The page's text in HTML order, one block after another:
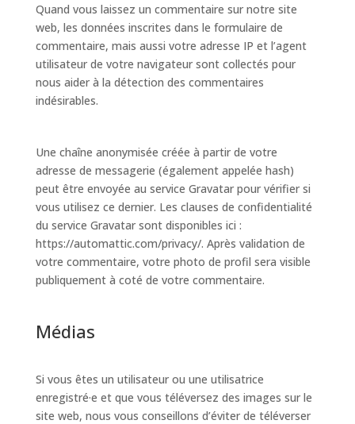
Quand vous laissez un commentaire sur notre site
web, les données inscrites dans le formulaire de
commentaire, mais aussi votre adresse IP et l’agent
utilisateur de votre navigateur sont collectés pour
nous aider à la détection des commentaires
indésirables.
Une chaîne anonymisée créée à partir de votre
adresse de messagerie (également appelée hash)
peut être envoyée au service Gravatar pour vérifier si
vous utilisez ce dernier. Les clauses de confidentialité
du service Gravatar sont disponibles ici :
https://automattic.com/privacy/. Après validation de
votre commentaire, votre photo de profil sera visible
publiquement à coté de votre commentaire.
Médias
Si vous êtes un utilisateur ou une utilisatrice
enregistré·e et que vous téléversez des images sur le
site web, nous vous conseillons d’éviter de téléverser